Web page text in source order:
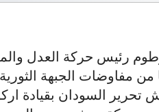
رئيس حركة العدل
مفاوضات الجبهة الثورية
تحرير السودان بقيادة